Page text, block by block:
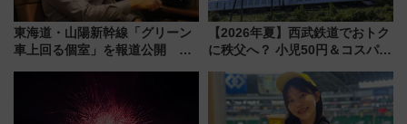
東海道・山陽新幹線「グリーン
車上回る個室」を報道公開 プ
【2026年夏】西武鉄道でおトク
に秩父へ？ 小児50円＆コスパ最
族旅行！ 深夜の正丸トンネル探
検や特急ラビューも